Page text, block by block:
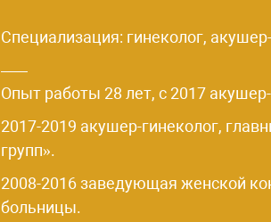
Специализация: гинеколог,
Опыт работы 28 лет, с 2017
2017-2019 акушер-гинеколог,
групп».
2008-2016 заведующая женской
больницы.